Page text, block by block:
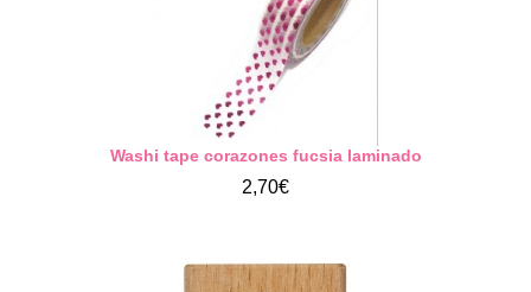
Washi tape corazones fucsia laminado
2,70€